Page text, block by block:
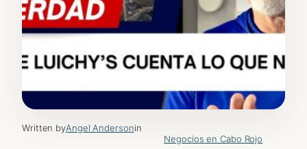
Written byAngel Andersonin
Negocios en Cabo Rojo